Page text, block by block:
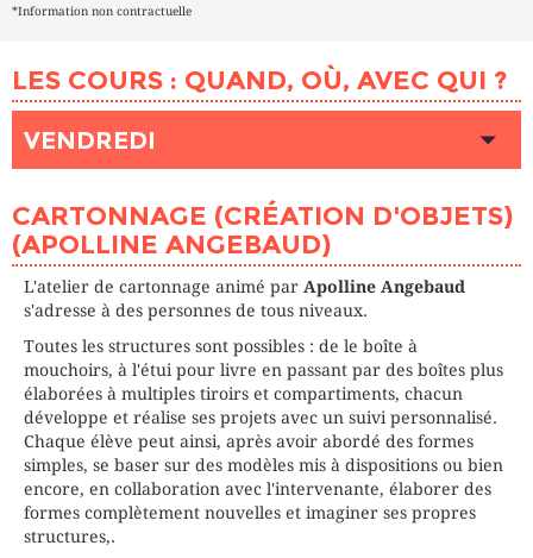
*Information non contractuelle
LES COURS : QUAND, OÙ, AVEC QUI ?
VENDREDI
LIEU VIADUC DES ARTS (Paris 12ème)
INTERVENANT (E) ANGEBAUD Apolline
PLACES DISPONIBLES Complet
LIEU VIADUC DES ARTS (Paris 12ème)
INTERVENANT (E) ANGEBAUD Apolline
PLACES DISPONIBLES Complet
CARTONNAGE (CRÉATION D'OBJETS)
(APOLLINE ANGEBAUD)
L'atelier de cartonnage animé par Apolline Angebaud
s'adresse à des personnes de tous niveaux.
Toutes les structures sont possibles : de le boîte à
mouchoirs, à l'étui pour livre en passant par des boîtes plus
élaborées à multiples tiroirs et compartiments, chacun
développe et réalise ses projets avec un suivi personnalisé.
Chaque élève peut ainsi, après avoir abordé des formes
simples, se baser sur des modèles mis à dispositions ou bien
encore, en collaboration avec l'intervenante, élaborer des
formes complètement nouvelles et imaginer ses propres
structures,.